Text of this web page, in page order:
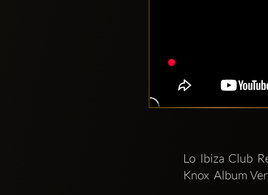
Lo Ibiza Club
Knox  Album